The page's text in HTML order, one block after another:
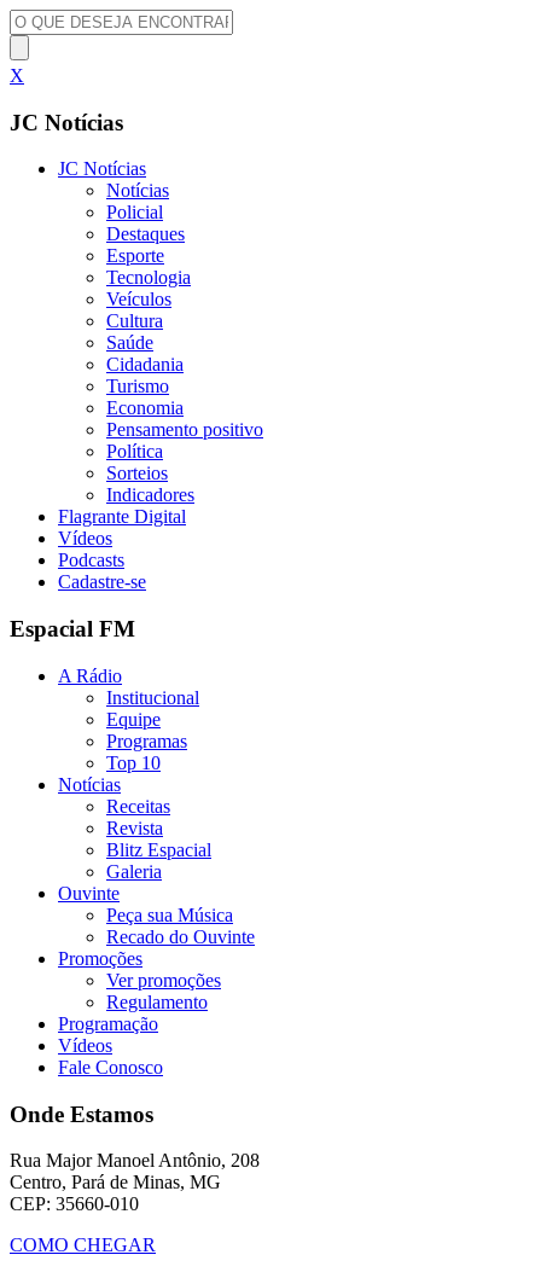
X
JC Notícias
JC Notícias
Notícias
Policial
Destaques
Esporte
Tecnologia
Veículos
Cultura
Saúde
Cidadania
Turismo
Economia
Pensamento positivo
Política
Sorteios
Indicadores
Flagrante Digital
Vídeos
Podcasts
Cadastre-se
Espacial FM
A Rádio
Institucional
Equipe
Programas
Top 10
Notícias
Receitas
Revista
Blitz Espacial
Galeria
Ouvinte
Peça sua Música
Recado do Ouvinte
Promoções
Ver promoções
Regulamento
Programação
Vídeos
Fale Conosco
Onde Estamos
Rua Major Manoel Antônio, 208
Centro, Pará de Minas, MG
CEP: 35660-010
COMO CHEGAR